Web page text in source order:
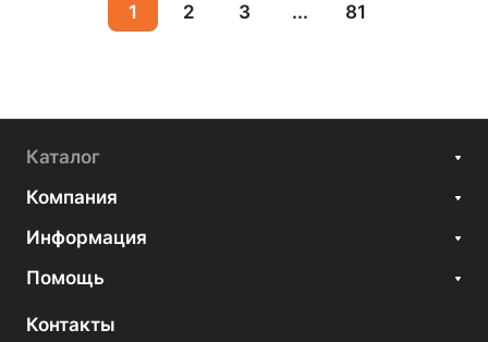
1 2 3 ... 81
Каталог
Компания
Информация
Помощь
Контакты